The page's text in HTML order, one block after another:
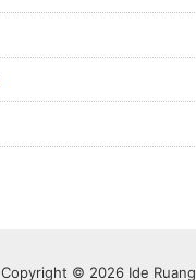
Copyright © 2026 Ide Ruang